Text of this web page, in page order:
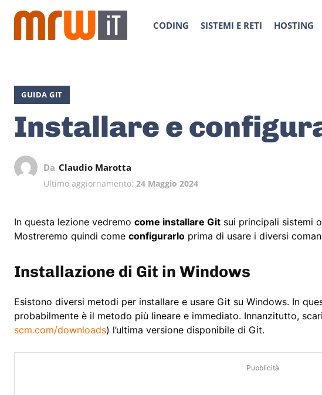
CODING SISTEMI E RETI HOSTING
GUIDA GIT
Installare e
Da Claudio Marotta
Ultimo aggiornamento: 24 Maggio 2024
In questa lezione vedremo come installare Git sui principali sistemi
Mostreremo quindi come configurarlo prima di usare i diversi
Installazione di Git in Windows
Esistono diversi metodi per installare e usare Git su Windows. In
probabilmente è il metodo più lineare e immediato. Innanzitutto,
scm.com/downloads) l’ultima versione disponibile di Git.
Pubblicità